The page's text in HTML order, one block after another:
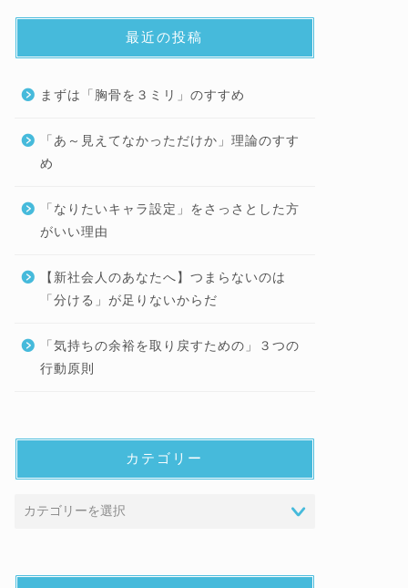
最近の投稿
まずは「胸骨を３ミリ」のすすめ
「あ～見えてなかっただけか」理論のすす
め
「なりたいキャラ設定」をさっさとした方
がいい理由
【新社会人のあなたへ】つまらないのは
「分ける」が足りないからだ
「気持ちの余裕を取り戻すための」３つの
行動原則
カテゴリー